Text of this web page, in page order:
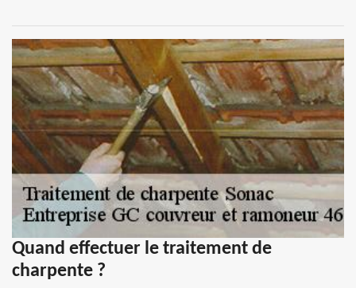
Quand effectuer le traitement de
charpente ?